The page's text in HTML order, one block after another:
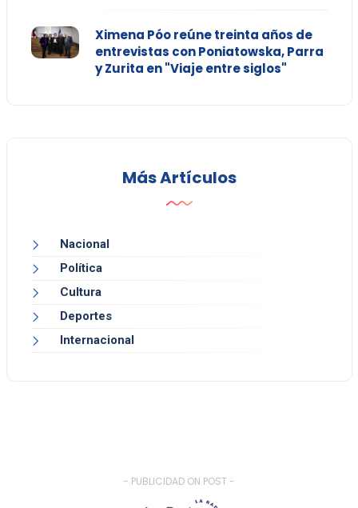
Ximena Póo reúne treinta años de
entrevistas con Poniatowska, Parra
y Zurita en "Viaje entre siglos"
Más Artículos
Nacional
Política
Cultura
Deportes
Internacional
- PUBLICIDAD ON POST -